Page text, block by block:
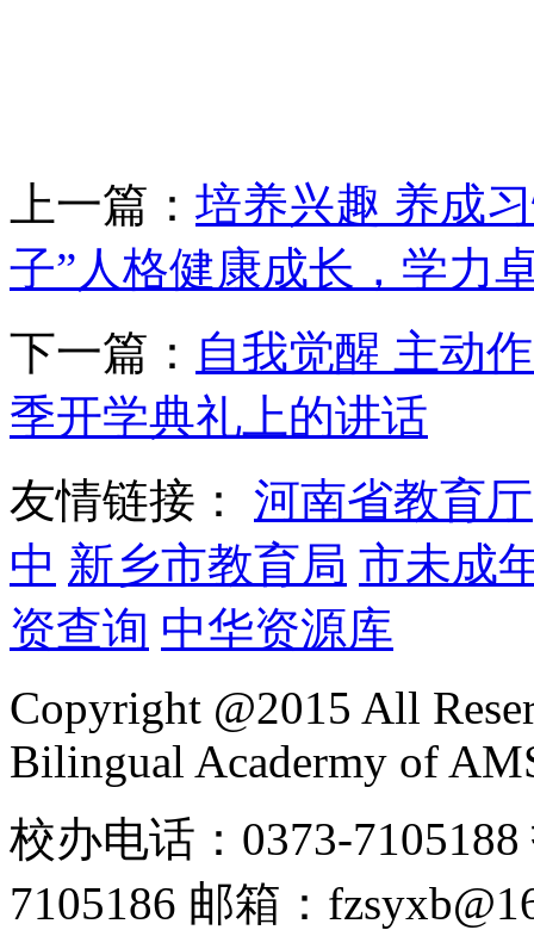
上一篇： 培养兴趣 养成
子”人格健康成长，学力
下一篇： 自我觉醒 主动
季开学典礼上的讲话
友情链接： 河南省教育厅
中 新乡市教育局 市未成
资查询 中华资源库
Copyright @2015 All
Bilingual Acadermy of
校办电话：0373-
7105186 邮箱：